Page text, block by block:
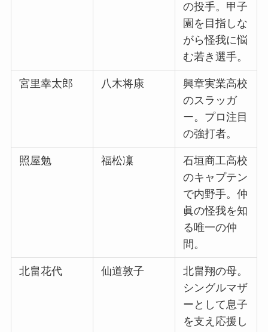
の投手。甲子
園を目指しな
がら怪我に悩
む若き選手。
宮里幸太郎 八木将康
興章実業高校
のスラッガ
ー。プロ注目
の強打者。
照屋勉 福松凜
石垣商工高校
のキャプテン
で内野手。仲
眞の怪我を知
る唯一の仲
間。
北畠花代 仙道敦子
北畠翔の母。
シングルマザ
ーとして息子
を支え応援し